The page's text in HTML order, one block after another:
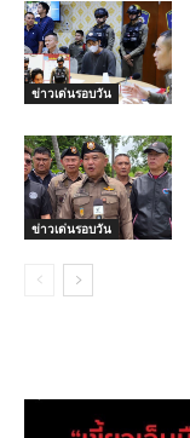
ข่าวเด่นรอบวัน
ข่าวเด่นรอบวัน